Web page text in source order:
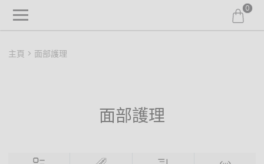
0
主頁 面部護理
面部護理